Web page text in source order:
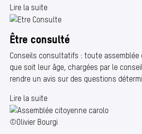
Lire la suite
Être consulté
Conseils consultatifs : toute assemblée
que soit leur âge, chargées par le
rendre un avis sur des questions
Lire la suite
©Olivier Bourgi